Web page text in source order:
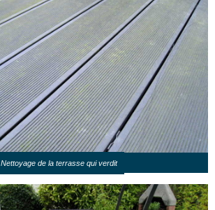
Nettoyage de la terrasse qui verdit